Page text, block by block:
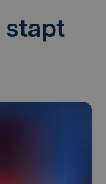
stapt